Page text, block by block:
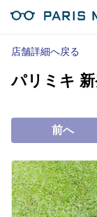
マイページ
Opera Club会員
オンラインショ
店舗を探す
店舗詳細へ戻る
パリミキ
前へ